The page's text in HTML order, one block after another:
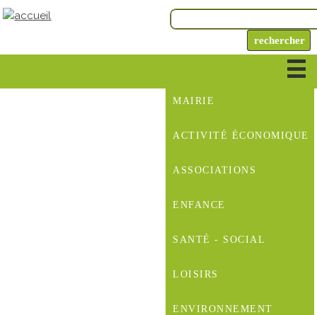
MAIRIE
ACTIVITÉ ÉCONOMIQUE
ASSOCIATIONS
ENFANCE
SANTÉ - SOCIAL
LOISIRS
ENVIRONNEMENT